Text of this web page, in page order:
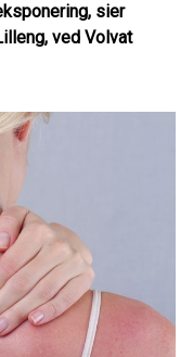
sier
ved Volvat